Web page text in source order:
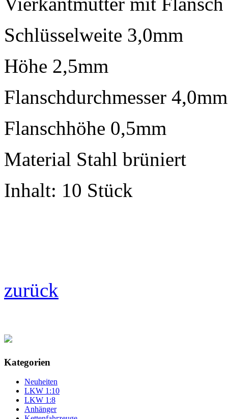
Schlüsselweite 3,0mm
Höhe 2,5mm
Flanschdurchmesser 4,0mm
Flanschhöhe 0,5mm
Material Stahl brüniert
Inhalt: 10 Stück
zurück
Kategorien
Neuheiten
LKW 1:10
LKW 1:8
Anhänger